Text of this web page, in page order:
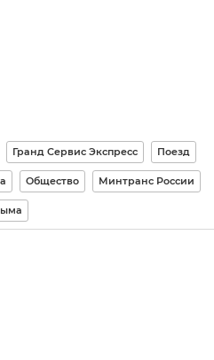
Гранд Сервис Экспресс Поезд
Общество Минтранс России